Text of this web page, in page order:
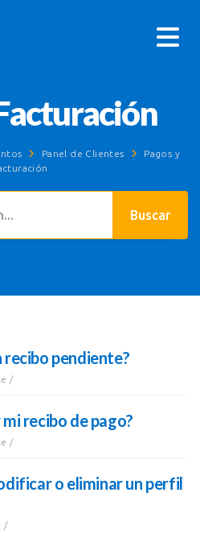
Panel de Clientes
Pagos y
recibo pendiente?
/
recibo de pago?
/
o eliminar un perfil
/